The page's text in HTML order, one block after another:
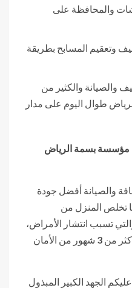
والمحافظة على
وتعقيم المسابح بطريقة
والصيانة والكثير من
طوال اليوم على مدار
مؤسسة بسمة الرياض
والصيانة أفضل جودة
تخلص المنزل من
تسبب انتشار الأمراض،
من 3 شهور من الأمان
الجهد الكبير المبذول